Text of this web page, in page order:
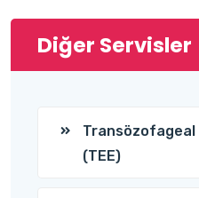
Diğer Servisler
(TEE)